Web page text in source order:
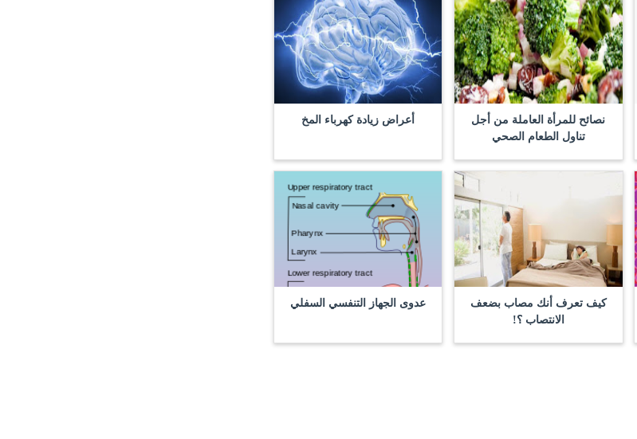
نصائح للمرأة العاملة من أجل
تناول الطعام الصحي
أعراض زيادة كهرباء المخ
كيف تعرف أنك مصاب بضعف
الانتصاب ؟!
عدوى الجهاز التنفسي السفلي